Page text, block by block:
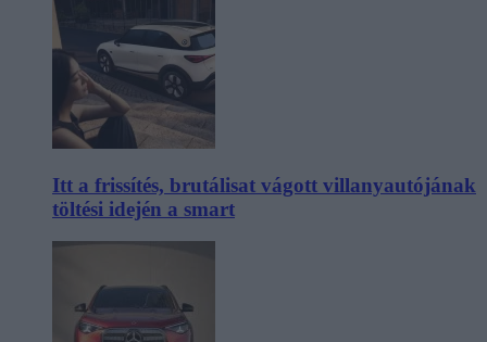
Itt a frissítés, brutálisat vágott villanyautójának
töltési idején a smart